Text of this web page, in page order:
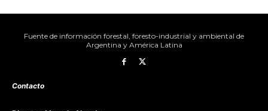
Fuente de información forestal, foresto-industrial y ambiental de